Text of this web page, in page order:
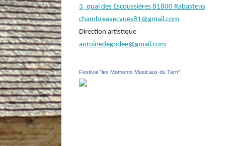
3, quai des Escoussières 81800 Rabastens
chambreavecvues81@gmail.com
Direction artistique
antoinedegrolee@gmail.com
Festival "les Moments Musicaux du Tarn"